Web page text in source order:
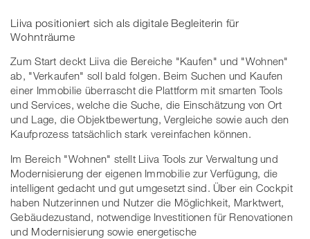
Liiva positioniert sich als digitale Begleiterin für
Wohnträume
Zum Start deckt Liiva die Bereiche "Kaufen" und "Wohnen"
ab, "Verkaufen" soll bald folgen. Beim Suchen und Kaufen
einer Immobilie überrascht die Plattform mit smarten Tools
und Services, welche die Suche, die Einschätzung von Ort
und Lage, die Objektbewertung, Vergleiche sowie auch den
Kaufprozess tatsächlich stark vereinfachen können.
Im Bereich "Wohnen" stellt Liiva Tools zur Verwaltung und
Modernisierung der eigenen Immobilie zur Verfügung, die
intelligent gedacht und gut umgesetzt sind. Über ein Cockpit
haben Nutzerinnen und Nutzer die Möglichkeit, Marktwert,
Gebäudezustand, notwendige Investitionen für Renovationen
und Modernisierung sowie energetische